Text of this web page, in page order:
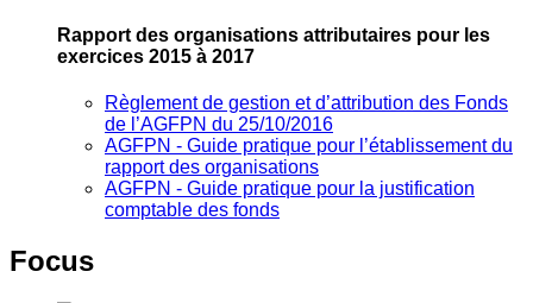
Rapport des organisations attributaires pour les
exercices 2015 à 2017
Règlement de gestion et d’attribution des Fonds
de l’AGFPN du 25/10/2016
AGFPN ‐ Guide pratique pour l’établissement du
rapport des organisations
AGFPN ‐ Guide pratique pour la justification
comptable des fonds
Focus